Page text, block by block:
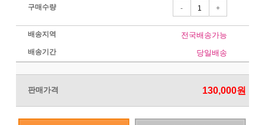
구매수량 - +
배송지역 전국배송가능
배송기간 당일배송
판매가격 130,000원